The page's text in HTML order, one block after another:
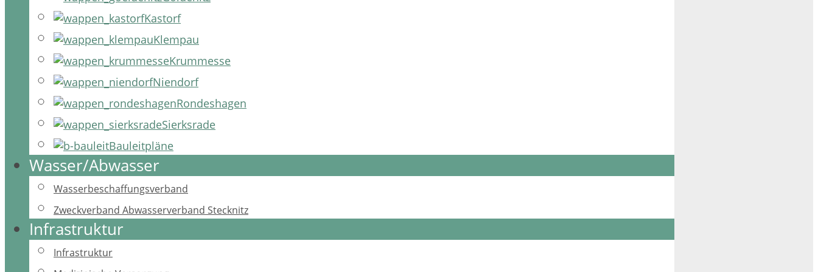
Kastorf
Klempau
Krummesse
Niendorf
Rondeshagen
Sierksrade
Bauleitpläne
Wasser/Abwasser
Wasserbeschaffungsverband
Zweckverband Abwasserverband Stecknitz
Infrastruktur
Infrastruktur